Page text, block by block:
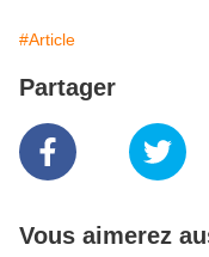
#Article
Partager
Vous aimerez